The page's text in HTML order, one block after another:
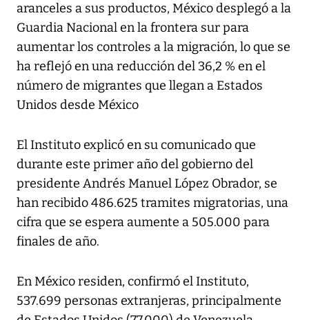
aranceles a sus productos, México desplegó a la
Guardia Nacional en la frontera sur para
aumentar los controles a la migración, lo que se
ha reflejó en una reducción del 36,2 % en el
número de migrantes que llegan a Estados
Unidos desde México
El Instituto explicó en su comunicado que
durante este primer año del gobierno del
presidente Andrés Manuel López Obrador, se
han recibido 486.625 tramites migratorias, una
cifra que se espera aumente a 505.000 para
finales de año.
En México residen, confirmó el Instituto,
537.699 personas extranjeras, principalmente